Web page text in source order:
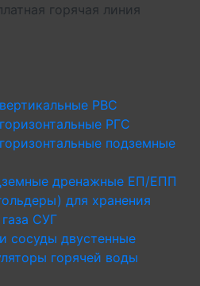
горячая линия
РВС
РГС
подземные
дренажные ЕП/ЕПП
для хранения
СУГ
сосуды двустенные
горячей воды